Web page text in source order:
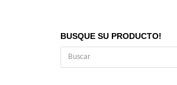
BUSQUE SU PRODUCTO!